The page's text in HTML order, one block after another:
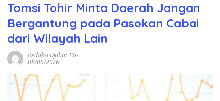
Tomsi Tohir Minta Daerah Jangan
Bergantung pada Pasokan Cabai
dari Wilayah Lain
Redaksi Djabar Pos
08/06/2026